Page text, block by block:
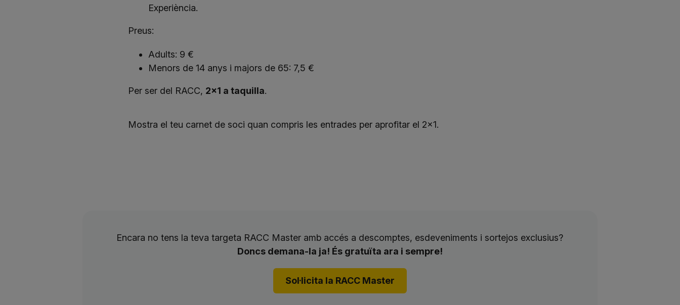
Experiència.
Preus:
Adults: 9 €
Menors de 14 anys i majors de 65: 7,5 €
Per ser del RACC, 2x1 a taquilla.
Mostra el teu carnet de soci quan compris les entrades per aprofitar el 2x1.
Encara no tens la teva targeta RACC Master amb accés a descomptes, esdeveniments i sortejos exclusius?
Doncs demana-la ja! És gratuïta ara i sempre!
Sol·licita la RACC Master